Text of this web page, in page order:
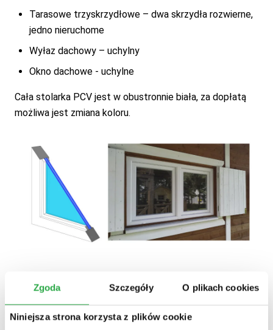
Zgoda Szczegóły O plikach cookies
Niniejsza strona korzysta z plików cookie
Tarasowe trzyskrzydłowe – dwa skrzydła rozwierne,
jedno nieruchome
Wyłaz dachowy – uchylny
Okno dachowe - uchylne
Cała stolarka PCV jest w obustronnie biała, za dopłatą
możliwa jest zmiana koloru.
Wróć doSłowniczek